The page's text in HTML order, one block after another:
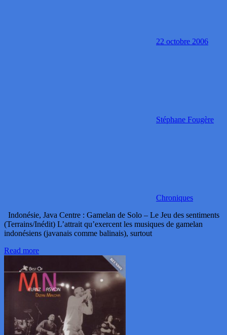
22 octobre 2006
Stéphane Fougère
Chroniques
Indonésie, Java Centre : Gamelan de Solo – Le Jeu des sentiments
(Terrains/Inédit) L’attrait qu’exercent les musiques de gamelan
indonésiens (javanais comme balinais), surtout
Read more